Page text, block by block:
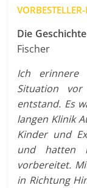
Die
Fischer
Ich
Situation
entstand. Es
langen Klinik
Kinder und
und hatten
vorbereitet.
in Richtung